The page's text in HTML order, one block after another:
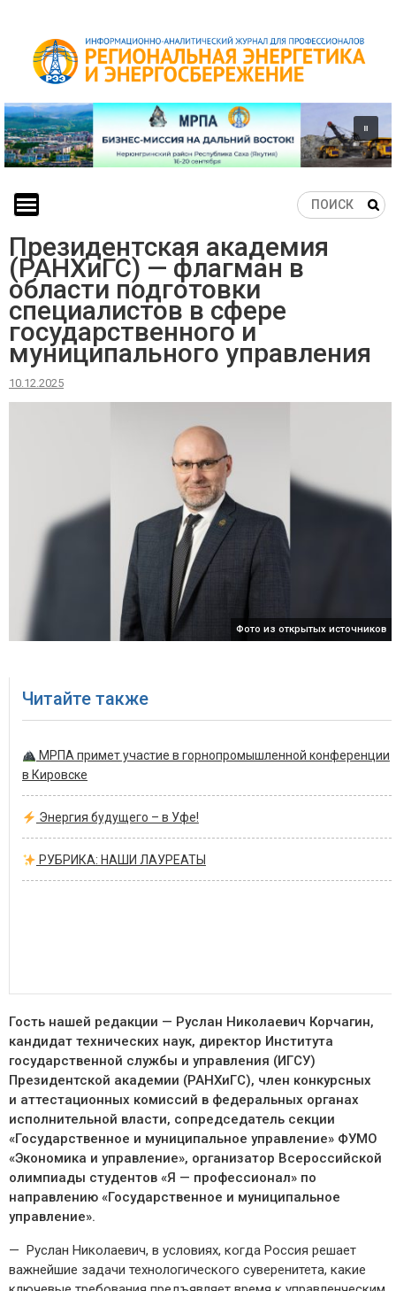
content
Президентская академия
(РАНХиГС) — флагман в
области подготовки
специалистов в сфере
государственного и
муниципального управления
10.12.2025
Фото из открытых источников
Читайте также
МРПА примет участие в горнопромышленной конференции
в Кировске
Энергия будущего – в Уфе!
РУБРИКА: НАШИ ЛАУРЕАТЫ
Гость нашей редакции — ​Руслан Николаевич Корчагин,
кандидат технических наук, директор Института
государственной службы и управления (ИГСУ)
Президентской академии (РАНХиГС), член конкурсных
и аттестационных комиссий в федеральных органах
исполнительной власти, сопредседатель секции
«Государственное и муниципальное управление» ФУМО
«Экономика и управление», организатор Всероссийской
олимпиады студентов «Я — ​профессионал» по
направлению «Государственное и муниципальное
управление».
— Руслан Николаевич, в условиях, когда Россия решает
важнейшие задачи технологического суверенитета, какие